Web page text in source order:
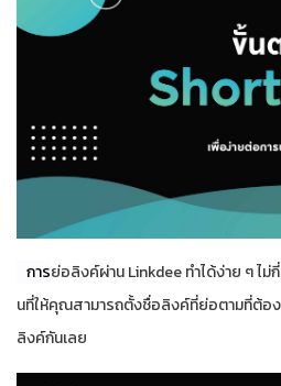
การย่อลิงค์ผ่าน Linkdee ทำได้ง่าย ๆ ไ
นที่ให้คุณสามารถตั้งชื่อลิงค์ที่ย่อตามที่ต้อ
ลิงค์กันเลย